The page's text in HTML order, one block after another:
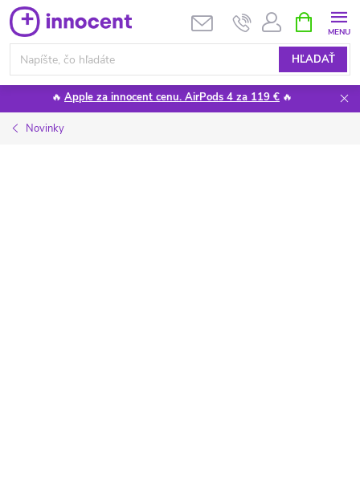
Prejsť
na
obsah
HĽADAŤ
KOŠÍK
🔥 Apple za innocent cenu. AirPods 4 za 119 € 🔥
Novinky